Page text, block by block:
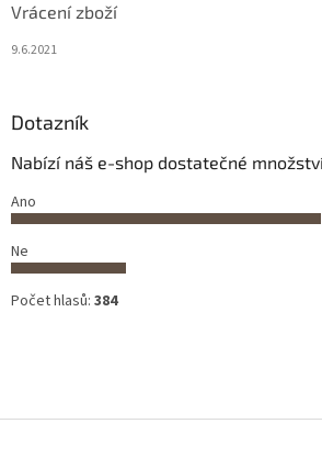
Vrácení zboží
9.6.2021
Dotazník
Nabízí náš e-shop dostatečné
Ano
Ne
Počet hlasů: 384